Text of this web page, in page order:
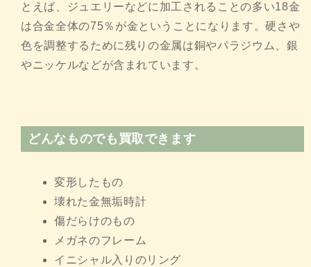
とえば、ジュエリーなどに加工されることの多い18金
は合金全体の75％が金ということになります。硬さや
色を調整するために残りの金属は銅やパラジウム、銀
やニッケルなどが含まれています。
どんなものでも買取できます
変形したもの
壊れた金無垢時計
傷だらけのもの
メガネのフレーム
イニシャル入りのリング